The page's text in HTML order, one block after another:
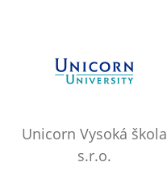
Unicorn Vysoká škola
s.r.o.